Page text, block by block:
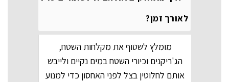
לאורך זמן?
מומלץ לשטוף את מקלחות השטח,
הג'ריקנים וכיורי השטח במים נקיים ולייבש
אותם לחלוטין בצל לפני האחסון כדי למנוע